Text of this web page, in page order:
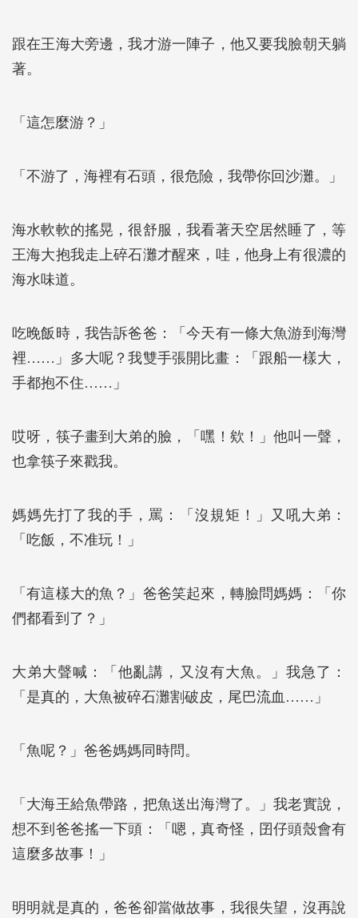
跟在王海大旁邊，我才游一陣子，他又要我臉朝天躺
著。
「這怎麼游？」
「不游了，海裡有石頭，很危險，我帶你回沙灘。」
海水軟軟的搖晃，很舒服，我看著天空居然睡了，等
王海大抱我走上碎石灘才醒來，哇，他身上有很濃的
海水味道。
吃晚飯時，我告訴爸爸：「今天有一條大魚游到海灣
裡……」多大呢？我雙手張開比畫：「跟船一樣大，
手都抱不住……」
哎呀，筷子畫到大弟的臉，「嘿！欸！」他叫一聲，
也拿筷子來戳我。
媽媽先打了我的手，罵：「沒規矩！」又吼大弟：
「吃飯，不准玩！」
「有這樣大的魚？」爸爸笑起來，轉臉問媽媽：「你
們都看到了？」
大弟大聲喊：「他亂講，又沒有大魚。」我急了：
「是真的，大魚被碎石灘割破皮，尾巴流血……」
「魚呢？」爸爸媽媽同時問。
「大海王給魚帶路，把魚送出海灣了。」我老實說，
想不到爸爸搖一下頭：「嗯，真奇怪，囝仔頭殼會有
這麼多故事！」
明明就是真的，爸爸卻當做故事，我很失望，沒再說